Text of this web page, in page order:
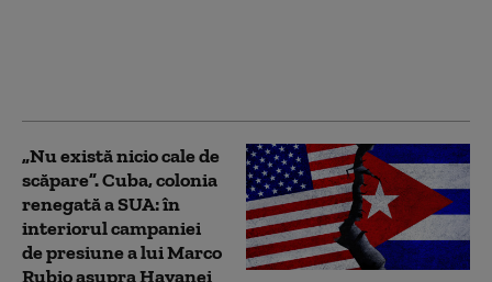
„Nu există nicio cale de
scăpare”. Cuba, colonia
renegată a SUA: în
interiorul campaniei
de presiune a lui Marco
Rubio asupra Havanei